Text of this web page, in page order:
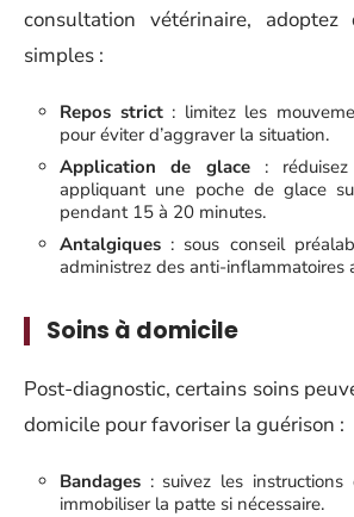
consultation vétérinaire, adoptez
simples :
Repos strict: limitez les
pour éviter d’aggraver la situation.
Application de glace: réduisez
appliquant une poche de glace
pendant 15 à 20 minutes.
Antalgiques : sous conseil
administrez des anti-inflammatoires
Soins à domicile
Post-diagnostic, certains soins
domicile pour favoriser la guérison :
Bandages : suivez les
immobiliser la patte si nécessaire.